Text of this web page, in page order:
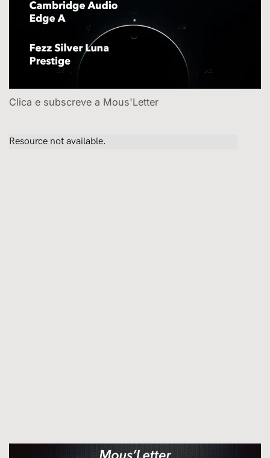
Clica e subscreve a Mous'Letter